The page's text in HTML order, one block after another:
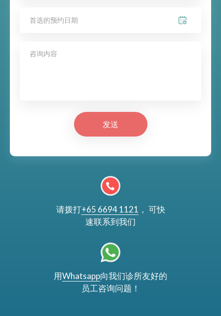
发送
请拨打+65 6694 1121 ， 可快
速联系到我们
用Whatsapp向我们诊所友好的
员工咨询问题！